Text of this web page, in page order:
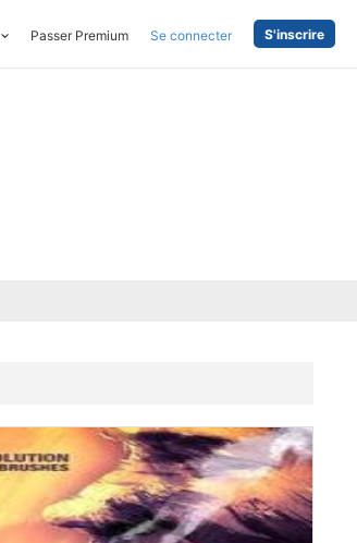
Passer Premium Se connecter S'inscrire